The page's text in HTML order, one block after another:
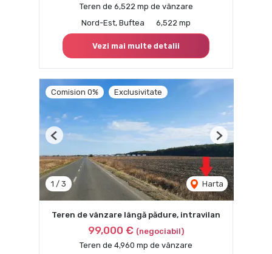
Teren de 6,522 mp de vânzare
Nord-Est, Buftea
6,522 mp
Vezi mai multe detalii
Comision 0% Exclusivitate
1 / 3 Harta
Previous Next
Teren de vânzare lângă pădure, intravilan
99,000 € (negociabil)
Teren de 4,960 mp de vânzare